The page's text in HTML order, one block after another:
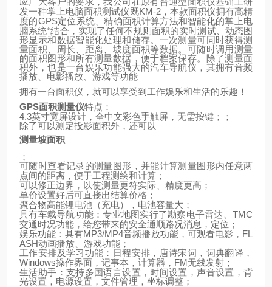
发一种掌上电脑面积测试仪既KM-2，本款面积仪拥有高精
度的GPS定位系统、精确面积计算方法和智能化的掌上电
脑系统*结合，实现了任何不规则面积的实时测试、动态图
形显示和数据智能化处理和储存。一次测量可同时获得测
量面积、周长、距离、坡度面积等数据。可随时调用测量
的面积图形和所有测量数据，便于档案保存。除了测量面
积外，也是一台娱乐功能强大的汽车导航仪，其拥有音频
播放、电影播放、游戏等功能
拥有一台面积仪，就可以享受到工作娱乐和生活的乐趣！
GPS面积测量仪特点：
4.3英寸宽屏设计，全中文彩色手触屏，无需按键；；
除了可以测定投影面积外，还可以
测量坡面积
；
可随时查看记录的测量图形，并能计算测量图形内任意两
点间的距离，便于工程测绘和计算；
可以修正边界，以使测量更符实际、精度更高；
单价设置好后可直接出结算价格；
聚合物高能锂电池（充电），电池容量大；
具有车载导航功能：专业地图实行了勘察电子雷达、 TMC
交通时况功能，给您带来的安全通顺路况消息，定位；
娱乐功能：具有MP3/MP4音频播放功能，可观看电影， FL
ASH动画播放、游戏功能；
工作安排及学习功能：日程安排，唐诗宋词，词典翻译，
Windows操作界面，记事本，计算器， FM无线发射；
生活助手：支持多国语言设置，时间设置，声音设置，背
光设置，电源设置，文件管理，坐标调整；